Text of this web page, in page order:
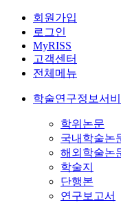
회원가입
로그인
MyRISS
고객센터
전체메뉴
학술연구정보서
학위논문
국내학술논
해외학술논
학술지
단행본
연구보고서